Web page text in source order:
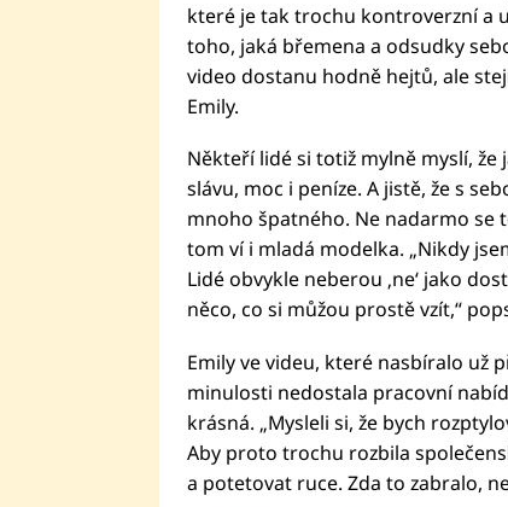
které je tak trochu kontroverzní a
toho, jaká břemena a odsudky
video dostanu hodně hejtů, ale
Emily.
Někteří lidé si totiž mylně myslí, že
slávu, moc i peníze. A jistě, že s
mnoho špatného. Ne nadarmo se
tom ví i mladá modelka. „Nikdy
Lidé obvykle neberou ‚ne‘ jako
něco, co si můžou prostě vzít,“
Emily ve videu, které nasbíralo už
minulosti nedostala pracovní
krásná. „Mysleli si, že bych
Aby proto trochu rozbila
a potetovat ruce. Zda to zabralo,